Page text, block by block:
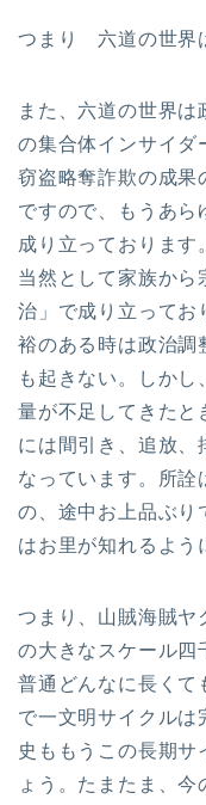
つまり 六道の世界
また、六道の世界
の集合体インサイダ
窃盗略奪詐欺の成果
ですので、もうあら
成り立っております
当然として家族から
治」で成り立ってお
裕のある時は政治調
も起きない。しか
量が不足してきたと
には間引き、追放、
なっています。所詮
の、途中お上品ぶ
はお里が知れるよう
つまり、山賊海賊
の大きなスケール
普通どんなに長くて
で一文明サイクルは
史ももうこの長期サ
ょう。たまたま、